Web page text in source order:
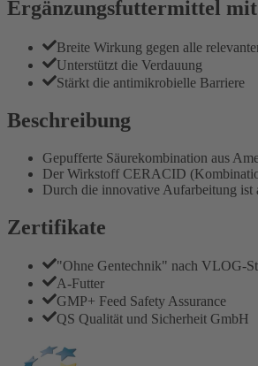
Ergänzungsfuttermittel
Breite Wirkung gegen alle
Unterstützt die Verdauung
Stärkt die antimikrobielle Barriere
Beschreibung
Gepufferte Säurekombination aus
Der Wirkstoff CERACID
Durch die innovative Aufarbeitung ist
Zertifikate
"Ohne Gentechnik" nach VLOG-
A-Futter
GMP+ Feed Safety Assurance
QS Qualität und Sicherheit GmbH